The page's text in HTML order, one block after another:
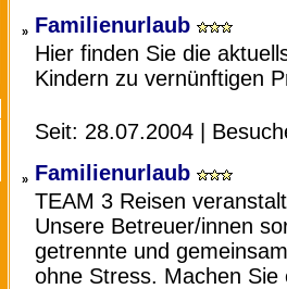
» Familienurlaub
Hier finden Sie die
Kindern zu vernünftigen
Seit: 28.07.2004 |
» Familienurlaub
TEAM 3 Reisen
Unsere Betreuer/innen
getrennte und
ohne Stress. Machen Sie